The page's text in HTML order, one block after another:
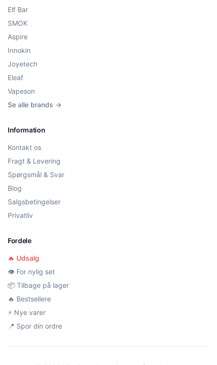
Elf Bar
SMOK
Aspire
Innokin
Joyetech
Eleaf
Vapeson
Se alle brands →
Information
Kontakt os
Fragt & Levering
Spørgsmål & Svar
Blog
Salgsbetingelser
Privatliv
Fordele
🔥 Udsalg
👁️ For nylig set
📦 Tilbage på lager
🔥 Bestsellere
⚡ Nye varer
📍 Spor din ordre